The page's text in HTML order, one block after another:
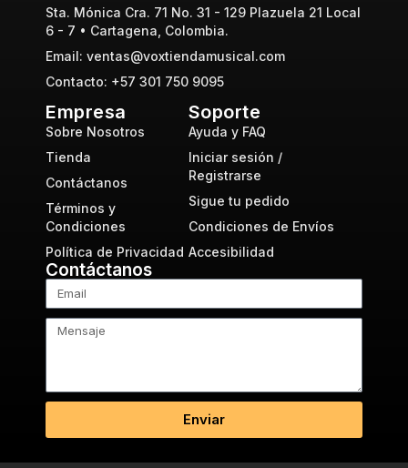
Sta. Mónica Cra. 71 No. 31 - 129 Plazuela 21 Local
6 - 7 • Cartagena, Colombia.
Email: ventas@voxtiendamusical.com
Contacto: +57 301 750 9095
Empresa
Sobre Nosotros
Tienda
Contáctanos
Términos y
Condiciones
Política de Privacidad
Soporte
Ayuda y FAQ
Iniciar sesión /
Registrarse
Sigue tu pedido
Condiciones de Envíos
Accesibilidad
Contáctanos
Enviar